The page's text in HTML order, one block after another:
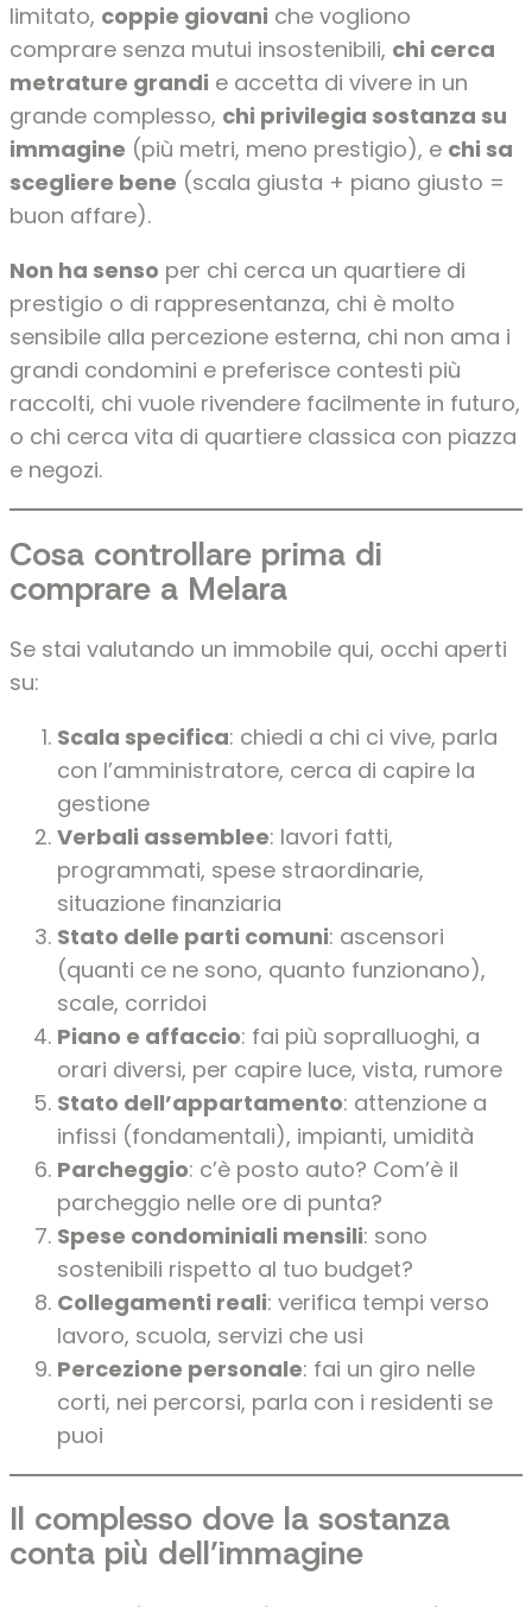
limitato, coppie giovani che vogliono
comprare senza mutui insostenibili, chi cerca
metrature grandi e accetta di vivere in un
grande complesso, chi privilegia sostanza su
immagine (più metri, meno prestigio), e chi sa
scegliere bene (scala giusta + piano giusto =
buon affare).
Non ha senso per chi cerca un quartiere di
prestigio o di rappresentanza, chi è molto
sensibile alla percezione esterna, chi non ama i
grandi condomini e preferisce contesti più
raccolti, chi vuole rivendere facilmente in futuro,
o chi cerca vita di quartiere classica con piazza
e negozi.
Cosa controllare prima di
comprare a Melara
Se stai valutando un immobile qui, occhi aperti
su:
Scala specifica: chiedi a chi ci vive, parla
con l’amministratore, cerca di capire la
gestione
Verbali assemblee: lavori fatti,
programmati, spese straordinarie,
situazione finanziaria
Stato delle parti comuni: ascensori
(quanti ce ne sono, quanto funzionano),
scale, corridoi
Piano e affaccio: fai più sopralluoghi, a
orari diversi, per capire luce, vista, rumore
Stato dell’appartamento: attenzione a
infissi (fondamentali), impianti, umidità
Parcheggio: c’è posto auto? Com’è il
parcheggio nelle ore di punta?
Spese condominiali mensili: sono
sostenibili rispetto al tuo budget?
Collegamenti reali: verifica tempi verso
lavoro, scuola, servizi che usi
Percezione personale: fai un giro nelle
corti, nei percorsi, parla con i residenti se
puoi
Il complesso dove la sostanza
conta più dell’immagine